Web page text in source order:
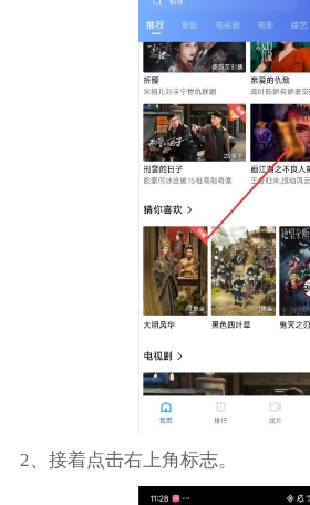
2、接着点击右上角标志。